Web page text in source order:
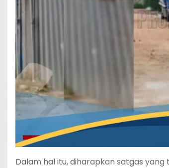
Dalam hal itu, diharapkan satgas